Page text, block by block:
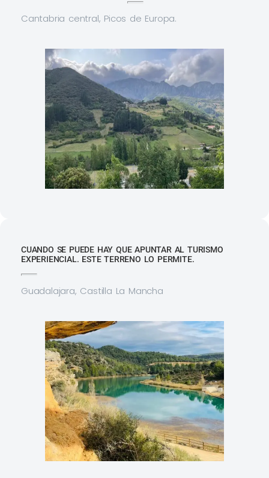
Cantabria central, Picos de Europa.
CUANDO SE PUEDE HAY QUE APUNTAR AL TURISMO
EXPERIENCIAL. ESTE TERRENO LO PERMITE.
Guadalajara, Castilla La Mancha